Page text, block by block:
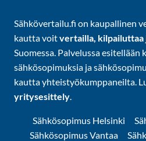
Sähkövertailu.fi on kaupallinen
kautta voitvertailla, kilpailuttaa
Suomessa. Palvelussa
sähkösopimuksia ja
kautta yhteistyökumppaneilta.
yritysesittely.
Sähkösopimus Helsinki
Sähkösopimus Vantaa